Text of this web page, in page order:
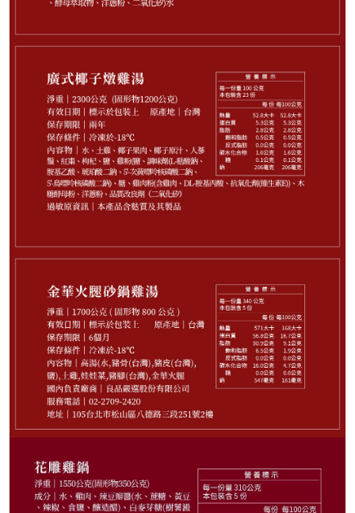
NT$998
剩19件
請選購商品（任選 2 件）
黃金黑蒜燉烏雞2300g*1
人蔘烏骨雞湯 2300g*1 − +